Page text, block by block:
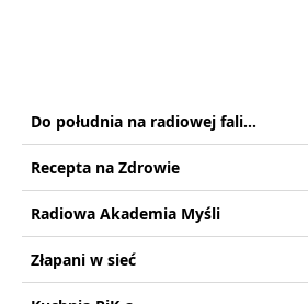
Do południa na radiowej fali...
Recepta na Zdrowie
Radiowa Akademia Myśli
Złapani w sieć